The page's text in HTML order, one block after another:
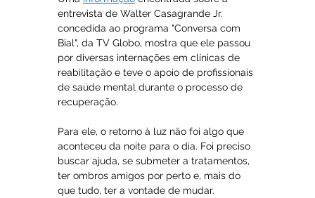
entrevista de Walter Casagrande Jr.
concedida ao programa "Conversa com
Bial", da TV Globo, mostra que ele passou
por diversas internações em clínicas de
reabilitação e teve o apoio de profissionais
de saúde mental durante o processo de
recuperação.
Para ele, o retorno à luz não foi algo que
aconteceu da noite para o dia. Foi preciso
buscar ajuda, se submeter a tratamentos,
ter ombros amigos por perto e, mais do
que tudo, ter a vontade de mudar.